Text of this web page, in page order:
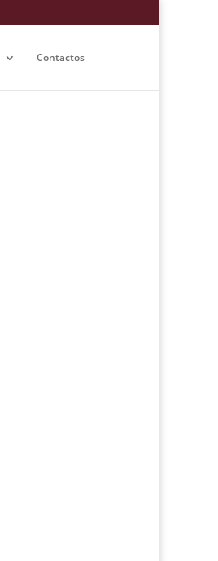
Contactos